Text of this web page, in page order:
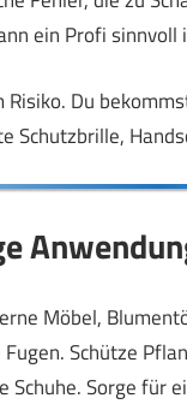
ein Profi sinnvoll
Du
Schutzbrille,
Möbel,
Schütze
Schuhe. Sorge für